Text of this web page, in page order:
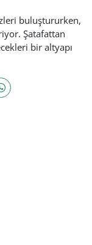
buluştururken,
Şatafattan
bir altyapı